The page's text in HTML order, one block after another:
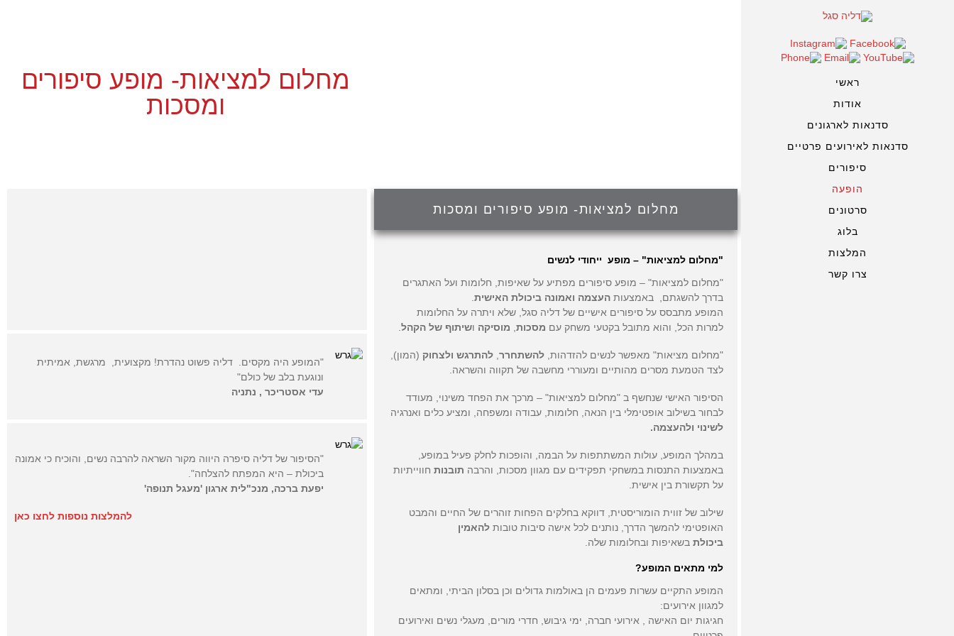
ראשי
אודות
סדנאות לארגונים
סדנאות לאירועים פרטיים
סיפורים
הופעה
סרטונים
בלוג
המלצות
צרו קשר
מחלום למציאות- מופע סיפורים
ומסכות
מחלום למציאות- מופע סיפורים ומסכות
"מחלום למציאות" – מופע ייחודי לנשים
"מחלום למציאות" – מופע סיפורים מפתיע על שאיפות, חלומות ועל האתגרים
בדרך להשגתם, באמצעות העצמה ואמונה ביכולת האישית
המופע מתבסס על סיפורים אישיים של דליה סגל, שלא ויתרה על החלומות
למרות הכל, והוא מתובל בקטעי משחק עם מסכות מוסיקה ושיתוף של הקהל
"מחלום מציאות" מאפשר לנשים להזדהות, להשתחרר להתרגש ולצחוק (המון),
לצד הטמעת מסרים מהותיים ומעוררי מחשבה של תקווה והשראה.
הסיפור האישי שנחשף ב "מחלום למציאות" – מרכך את הפחד משינוי, מעודד
לבחור בשילוב אופטימלי בין הנאה, חלומות, עבודה ומשפחה, ומציע כלים ואנרגיה
לשינוי ולהעצמה.
במהלך המופע, עולות המשתתפות על הבמה, והופכות לחלק פעיל במופע,
באמצעות התנסות במשחקי תפקידים עם מגוון מסכות, והרבה תובנות חווייתיות
על תקשורת בין אישית.
שילוב של זווית הומוריסטית, דווקא בחלקים הפחות זוהרים של החיים והמבט
האופטימי להמשך הדרך, נותנים לכל אישה סיבות טובות להאמין
ביכולת בשאיפות ובחלומות שלה.
למי מתאים המופע?
המופע התקיים עשרות פעמים הן באולמות גדולים וכן בסלון הביתי, ומתאים
למגוון אירועים:
חגיגות יום האישה , אירועי חברה, ימי גיבוש, חדרי מורים, מעגלי נשים ואירועים
"המופע היה מקסים. דליה פשוט נהדרת! מקצועית, מרגשת, אמיתית
ונוגעת בלב של כולם"
עדי אסטריכר , נתניה
"הסיפור של דליה סיפרה היווה מקור השראה להרבה נשים, והוכיח כי אמונה
ביכולת – היא המפתח להצלחה".
יפעת ברכה, מנכ"לית ארגון 'מעגל תנופה'
להמלצות נוספות לחצו כאן